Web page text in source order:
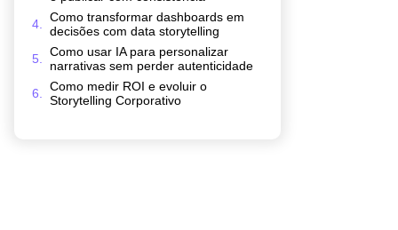
Como transformar dashboards em
decisões com data storytelling
Como usar IA para personalizar
narrativas sem perder autenticidade
Como medir ROI e evoluir o
Storytelling Corporativo